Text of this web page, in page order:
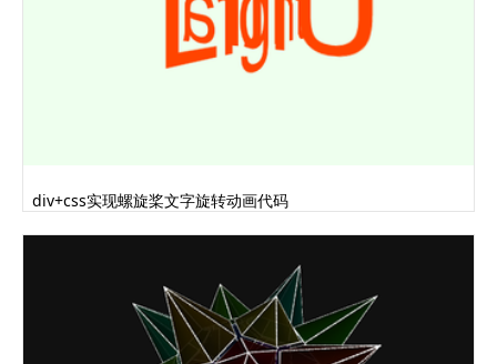
div+css实现螺旋桨文字旋转动画代码